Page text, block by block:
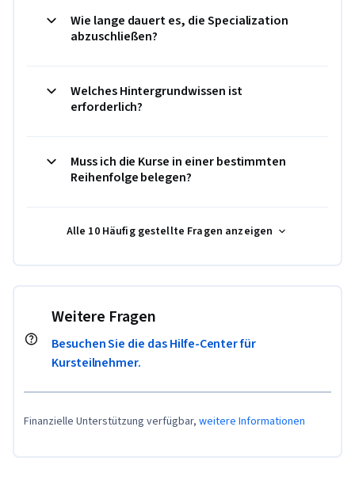
Wie lange dauert es, die Specialization
abzuschließen?
Welches Hintergrundwissen ist
erforderlich?
Muss ich die Kurse in einer bestimmten
Reihenfolge belegen?
Alle 10 Häufig gestellte Fragen anzeigen
Weitere Fragen
Besuchen Sie die das Hilfe-Center für
Kursteilnehmer.
Finanzielle Unterstützung verfügbar, weitere Informationen